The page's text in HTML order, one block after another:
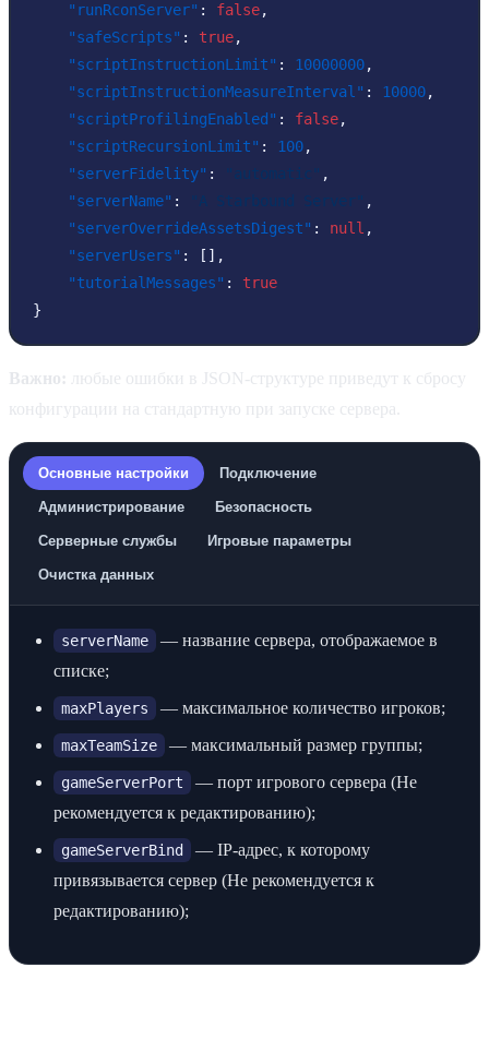
"runRconServer" : false,
"safeScripts" : true,
"scriptInstructionLimit" : 10000000,
"scriptInstructionMeasureInterval" : 10000,
"scriptProfilingEnabled" : false,
"scriptRecursionLimit" : 100,
"serverFidelity" : "automatic" ,
"serverName" : "A Starbound Server" ,
"serverOverrideAssetsDigest" : null ,
"serverUsers" : [ ] ,
"tutorialMessages" :
true
}
Важно:
любые ошибки в JSON-структуре приведут к сбросу
конфигурации на стандартную при запуске сервера.
Основные настройки Подключение
Администрирование Безопасность
Серверные службы Игровые параметры
Очистка данных
serverName
— название сервера, отображаемое в
списке;
maxPlayers — максимальное количество игроков;
maxTeamSize — максимальный размер группы;
gameServerPort
— порт игрового сервера (Не
рекомендуется к редактированию);
gameServerBind
— IP-адрес, к которому
привязывается сервер (Не рекомендуется к
редактированию);